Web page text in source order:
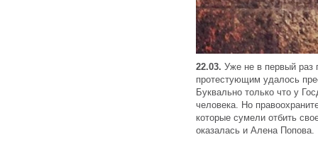
22.03. Уже не в первый раз
протестующим удалось
Буквально только что у
человека. Но
которые сумели отбить
оказалась и Алена